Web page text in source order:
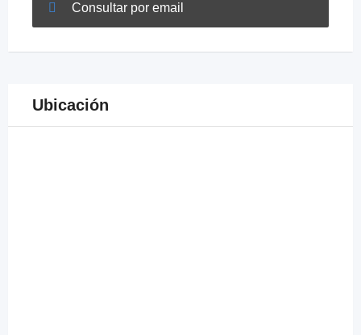
Consultar por email
Ubicación